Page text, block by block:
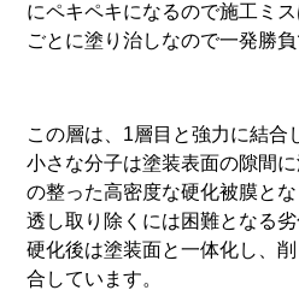
にペキペキになるので施工ミ
ごとに塗り治しなので一発勝負
この層は、1層目と強力に結合
小さな分子は塗装表面の隙間
の整った高密度な硬化被膜と
透し取り除くには困難となる
硬化後は塗装面と一体化し、
合しています。